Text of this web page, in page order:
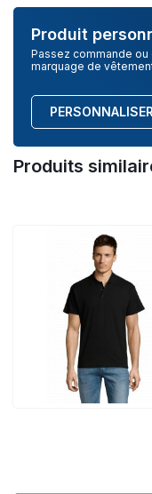
Produit
Passez commande
marquage de
PERSONNALISER
Produits